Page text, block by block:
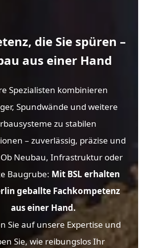
die Sie spüren –
aus einer Hand
Spezialisten kombinieren
Spundwände und weitere
zu stabilen
– zuverlässig, präzise und
Neubau, Infrastruktur oder
Baugrube: Mit BSL erhalten
geballte Fachkompetenz
aus einer Hand.
Sie auf unsere Expertise und
Sie, wie reibungslos Ihr